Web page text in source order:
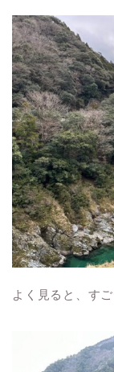
よく見ると、す